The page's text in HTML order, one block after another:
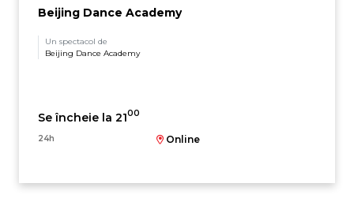
Beijing Dance Academy
Un spectacol de
Beijing Dance Academy
Se încheie la 2100
24h Online